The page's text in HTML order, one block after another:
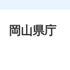
岡山県庁